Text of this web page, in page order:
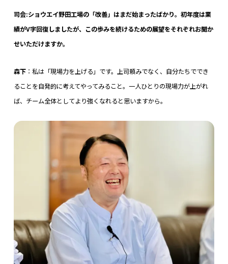
司会:ショウエイ野田工場の「改善」はまだ始まったばかり。初年度は業
績がV字回復しましたが、この歩みを続けるための展望をそれぞれお聞か
せいただけますか。
森下：私は「現場力を上げる」です。上司頼みでなく、自分たちででき
ることを自発的に考えてやってみること。一人ひとりの現場力が上がれ
ば、チーム全体としてより強くなれると思いますから。